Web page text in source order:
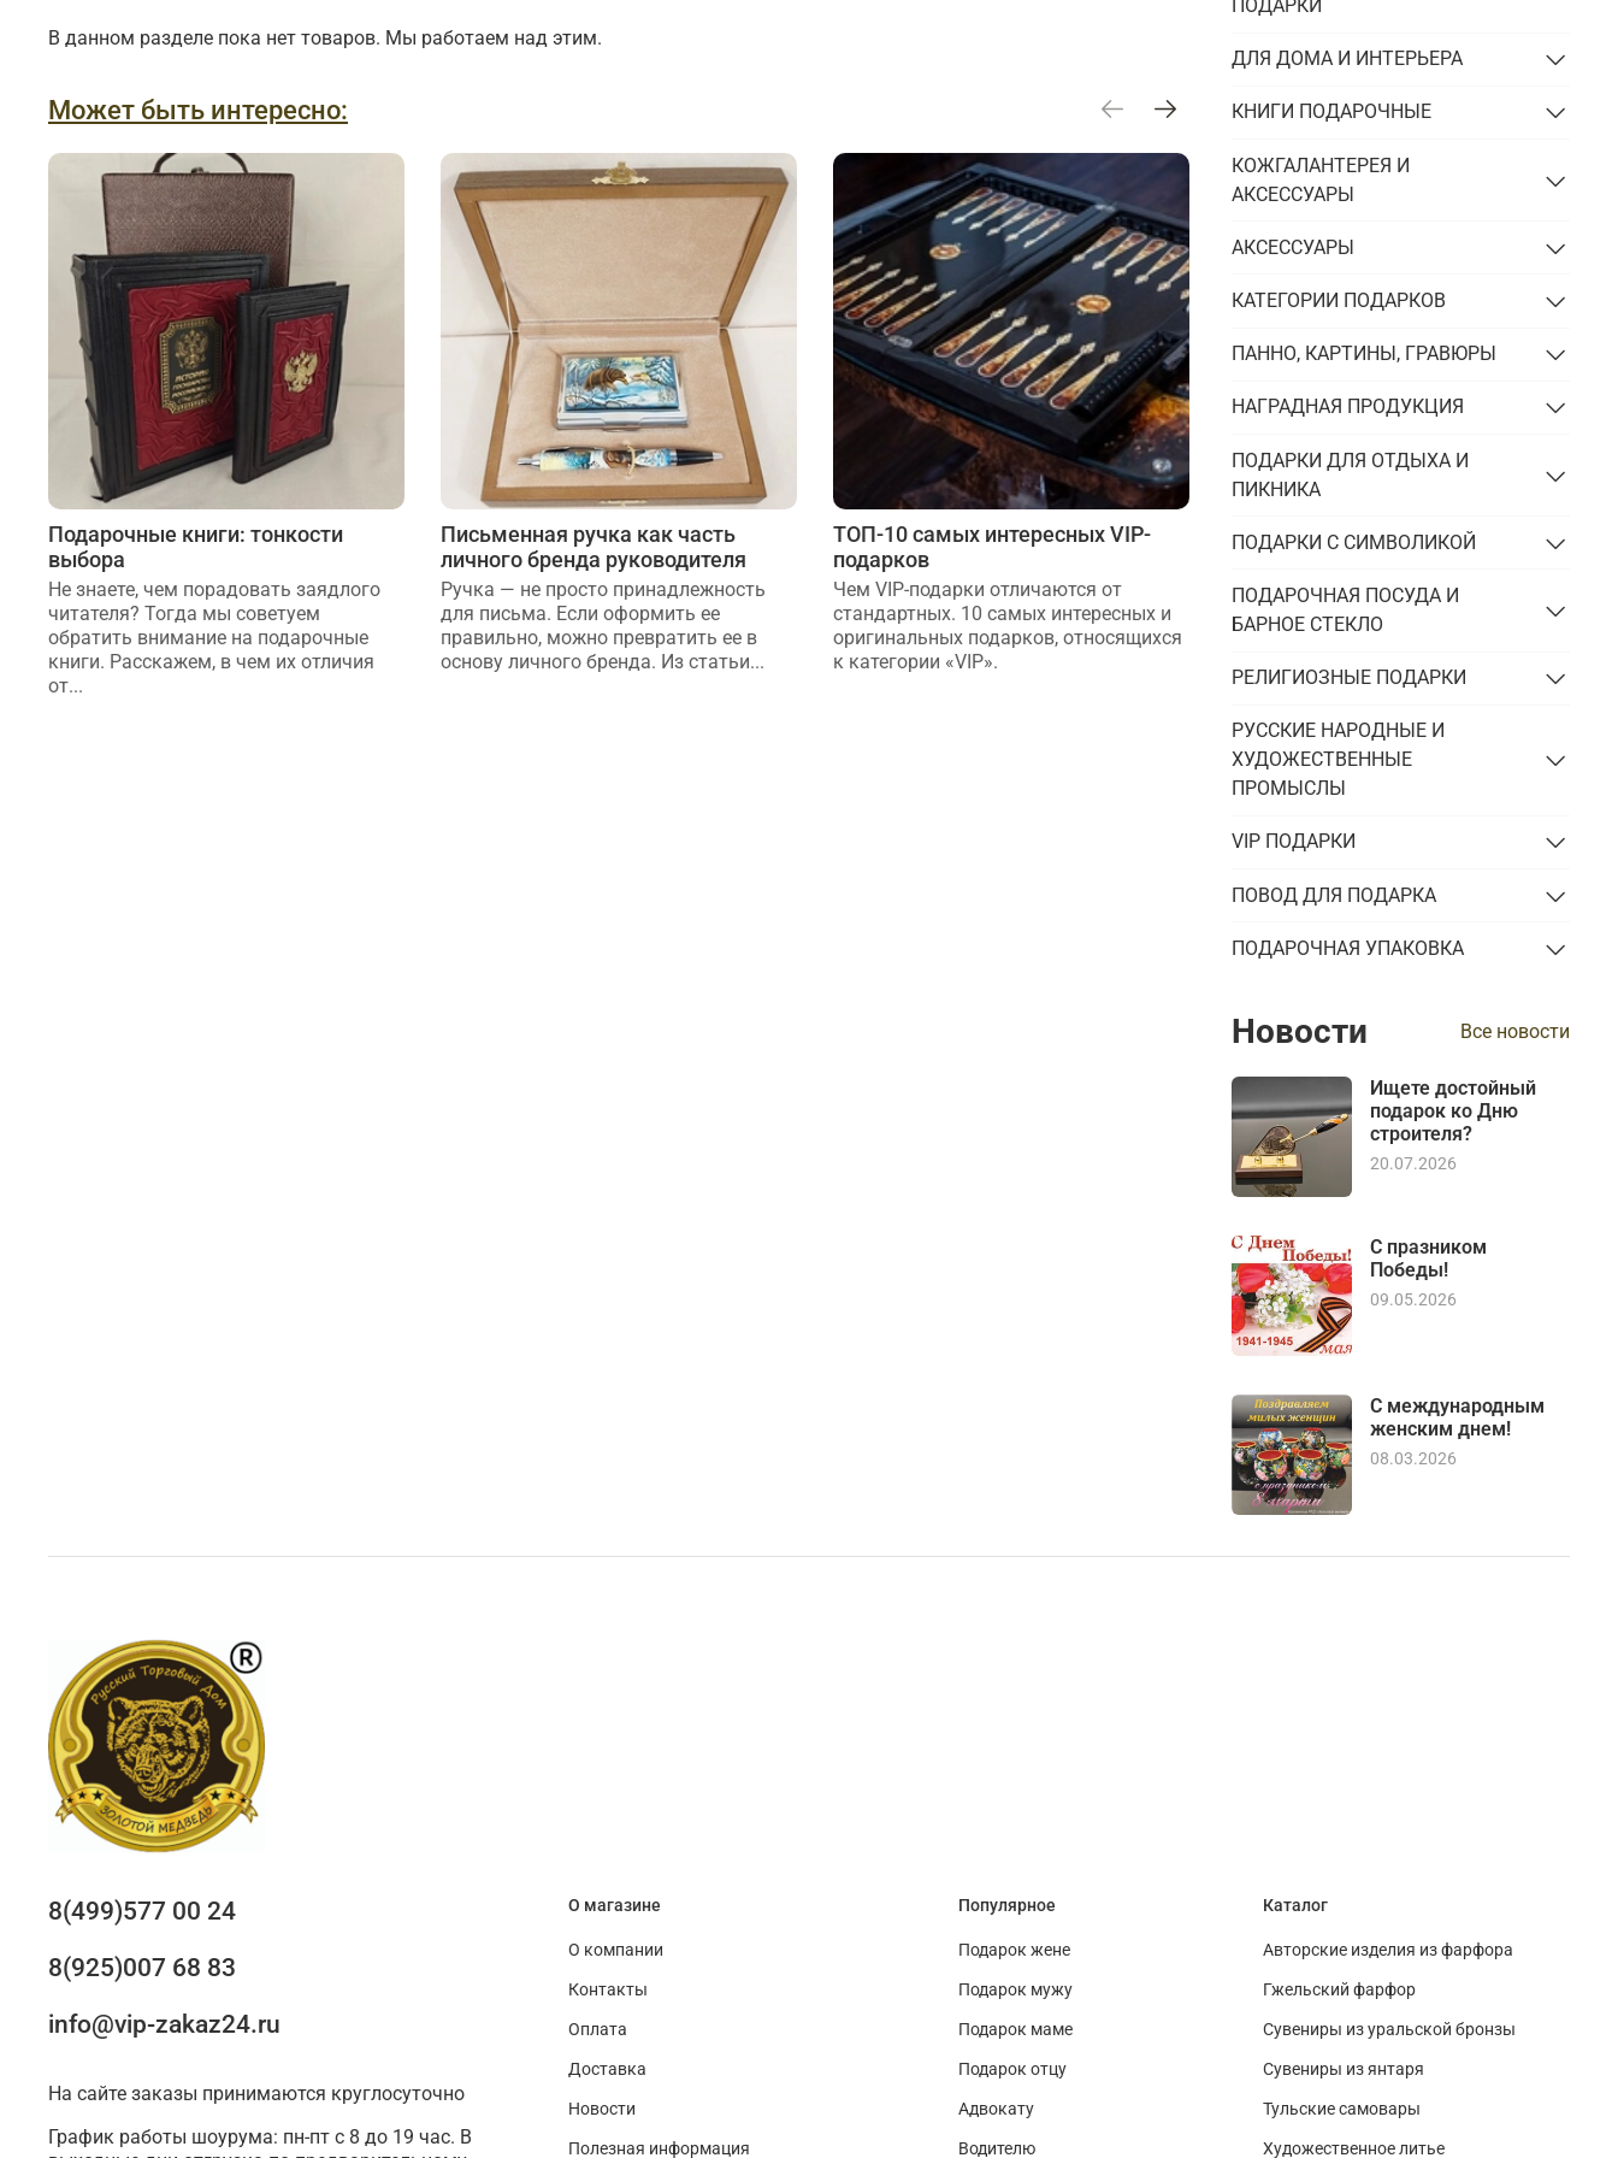
Подарки брокеру
Подарки строителю
Подарки энергетику
В данном разделе пока нет товаров. Мы работаем над этим.
Может быть интересно:
Подарочные книги: тонкости
выбора
Не знаете, чем порадовать заядлого
читателя? Тогда мы советуем
обратить внимание на подарочные
книги. Расскажем, в чем их отличия
от...
Письменная ручка как часть
личного бренда руководителя
Ручка — не просто принадлежность
для письма. Если оформить ее
правильно, можно превратить ее в
основу личного бренда. Из статьи...
ТОП-10 самых интересных VIP-
подарков
Чем VIP-подарки отличаются от
стандартных. 10 самых интересных и
оригинальных подарков, относящихся
к категории «VIP».
Тренды VIP-подарков 2025 года:
что дарят успешным людям
VIP-подарки, пользующиеся
популярностью в 2025 году, и их
особенности. Какие подарки не стыдно
мужчинам.
ПОДАРКИ
ДЛЯ ДОМА И ИНТЕРЬЕРА
КНИГИ ПОДАРОЧНЫЕ
КОЖГАЛАНТЕРЕЯ И
АКСЕССУАРЫ
АКСЕССУАРЫ
КАТЕГОРИИ ПОДАРКОВ
ПАННО, КАРТИНЫ, ГРАВЮРЫ
НАГРАДНАЯ ПРОДУКЦИЯ
ПОДАРКИ ДЛЯ ОТДЫХА И
ПИКНИКА
ПОДАРКИ С СИМВОЛИКОЙ
ПОДАРОЧНАЯ ПОСУДА И
БАРНОЕ СТЕКЛО
РЕЛИГИОЗНЫЕ ПОДАРКИ
РУССКИЕ НАРОДНЫЕ И
ХУДОЖЕСТВЕННЫЕ
ПРОМЫСЛЫ
VIP ПОДАРКИ
ПОВОД ДЛЯ ПОДАРКА
ПОДАРОЧНАЯ УПАКОВКА
Новости Все новости
Ищете достойный
подарок ко Дню
строителя?
20.07.2026
С празником
Победы!
09.05.2026
С международным
женским днем!
08.03.2026
О магазине
О компании
Контакты
Оплата
Доставка
Новости
Полезная информация
Популярное
Подарок жене
Подарок мужу
Подарок маме
Подарок отцу
Адвокату
Водителю
Каталог
Авторские изделия из фарфора
Гжельский фарфор
Сувениры из уральской бронзы
Сувениры из янтаря
Тульские самовары
Художественное литье
8(499)577 00 24
8(925)007 68 83
info@vip-zakaz24.ru
На сайте заказы принимаются круглосуточно
График работы шоурума: пн-пт с 8 до 19 час. В